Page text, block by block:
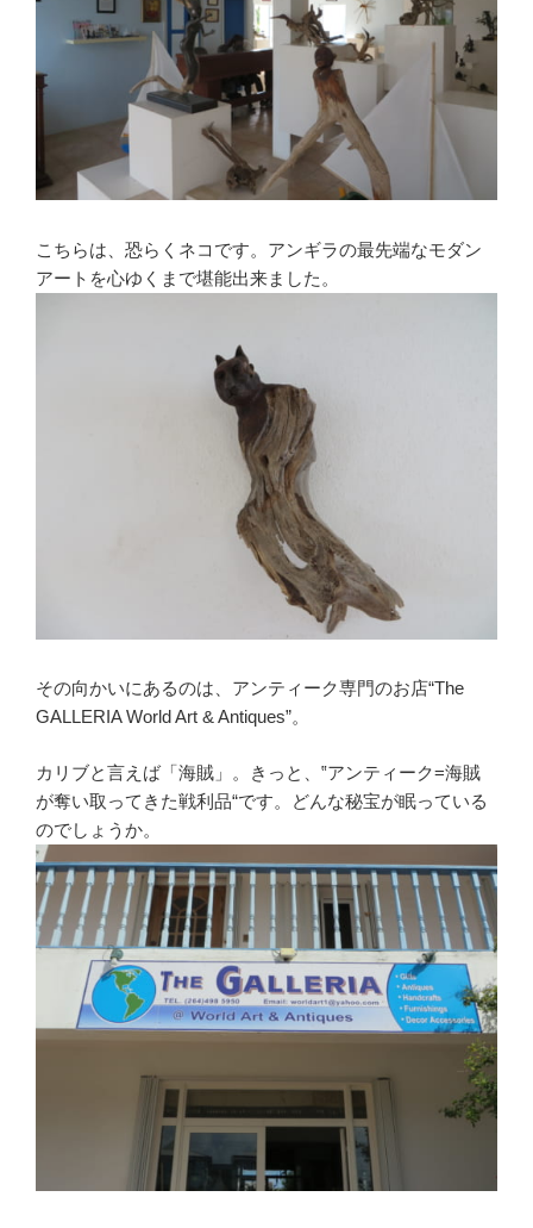
こちらは、恐らくネコです。アンギラの最先端なモダン
アートを心ゆくまで堪能出来ました。
その向かいにあるのは、アンティーク専門のお店“The
GALLERIA World Art & Antiques”。
カリブと言えば「海賊」。きっと、‟アンティーク=海賊
が奪い取ってきた戦利品“です。どんな秘宝が眠っている
のでしょうか。